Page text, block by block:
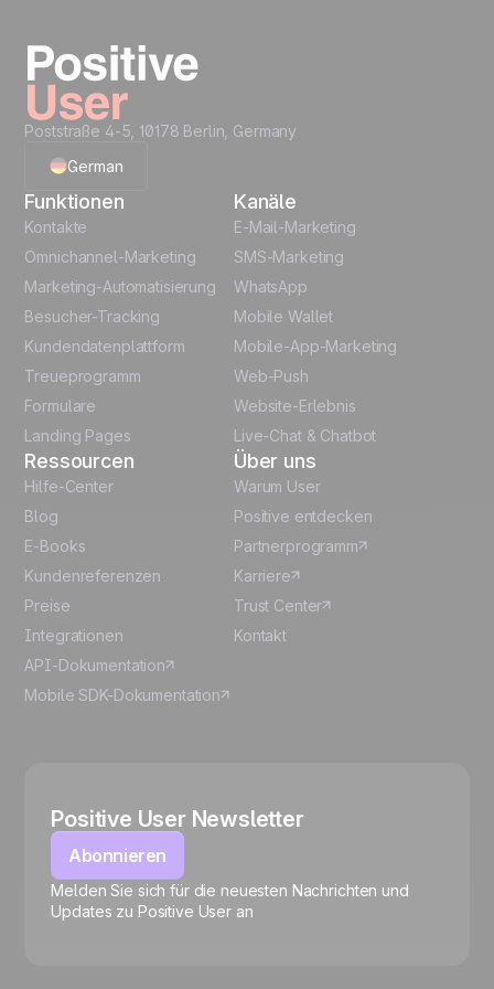
🍪
bleibt zentralisiert.
Poststraße 4-5, 10178 Berlin, Germany
German
English
Polish
Español
Funktionen
Kontakte
Omnichannel-Marketing
Marketing-Automatisierung
Besucher-Tracking
Kundendatenplattform
Treueprogramm
Formulare
Landing Pages
Kanäle
E-Mail-Marketing
SMS-Marketing
WhatsApp
Mobile Wallet
Mobile-App-Marketing
Web-Push
Website-Erlebnis
Live-Chat & Chatbot
Ressourcen
Hilfe-Center
Blog
E-Books
Kundenreferenzen
Preise
Integrationen
API-Dokumentation
Mobile SDK-Dokumentation
Über uns
Warum User
Positive entdecken
Partnerprogramm
Karriere
Trust Center
Kontakt
Positive User Newsletter
Abonnieren
Melden Sie sich für die neuesten Nachrichten und
Updates zu Positive User an